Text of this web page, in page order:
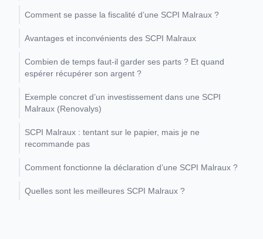
Comment se passe la fiscalité d’une SCPI Malraux ?
Avantages et inconvénients des SCPI Malraux
Combien de temps faut-il garder ses parts ? Et quand
espérer récupérer son argent ?
Exemple concret d’un investissement dans une SCPI
Malraux (Renovalys)
SCPI Malraux : tentant sur le papier, mais je ne
recommande pas
Comment fonctionne la déclaration d’une SCPI Malraux ?
Quelles sont les meilleures SCPI Malraux ?